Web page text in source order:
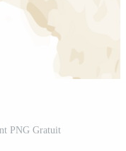
PNG Gratuit